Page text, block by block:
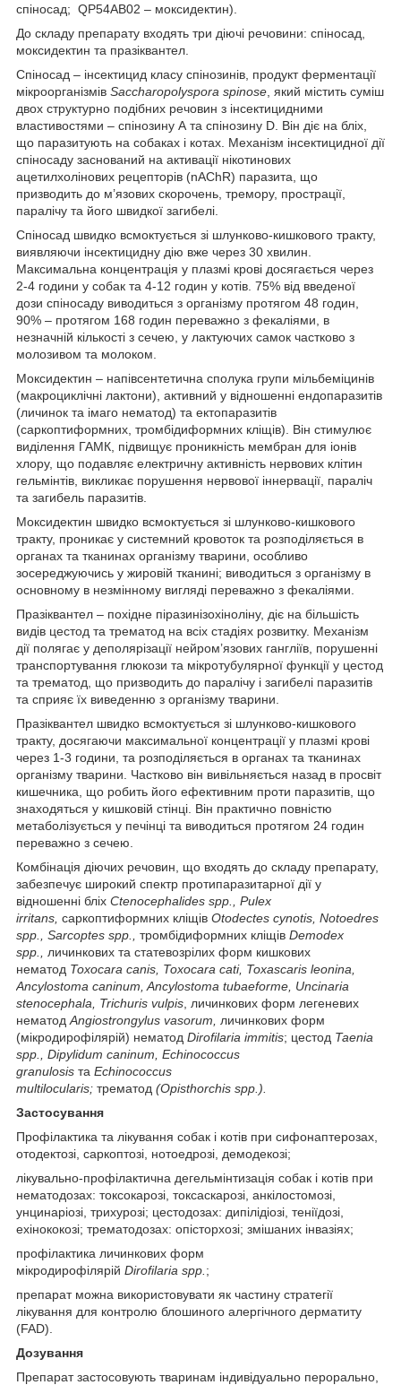
спіносад; QP54AB02 – моксидектин).
До складу препарату входять три діючі речовини: спіносад,
моксидектин та празіквантел.
Спіносад – інсектицид класу спінозинів, продукт ферментації
мікроорганізмів Saccharopolyspora spinose , який містить суміш
двох структурно подібних речовин з інсектицидними
властивостями – спінозину А та спінозину D. Він діє на бліх,
що паразитують на собаках і котах. Механізм інсектицидної дії
спіносаду заснований на активації нікотинових
ацетилхолінових рецепторів (nAChR) паразита, що
призводить до м’язових скорочень, тремору, прострації,
паралічу та його швидкої загибелі.
Спіносад швидко всмоктується зі шлунково-кишкового тракту,
виявляючи інсектицидну дію вже через 30 хвилин.
Максимальна концентрація у плазмі крові досягається через
2-4 години у собак та 4-12 годин у котів. 75% від введеної
дози спіносаду виводиться з організму протягом 48 годин,
90% – протягом 168 годин переважно з фекаліями, в
незначній кількості з сечею, у лактуючих самок частково з
молозивом та молоком.
Моксидектин – напівсентетична сполука групи мільбеміцинів
(макроциклічні лактони), активний у відношенні ендопаразитів
(личинок та імаго нематод) та ектопаразитів
(саркоптиформних, тромбідиформних кліщів). Він стимулює
виділення ГАМК, підвищує проникність мембран для іонів
хлору, що подавляє електричну активність нервових клітин
гельмінтів, викликає порушення нервової іннервації, параліч
та загибель паразитів.
Моксидектин швидко всмоктується зі шлунково-кишкового
тракту, проникає у системний кровоток та розподіляється в
органах та тканинах організму тварини, особливо
зосереджуючись у жировій тканині; виводиться з організму в
основному в незмінному вигляді переважно з фекаліями.
Празіквантел – похідне піразинізохіноліну, діє на більшість
видів цестод та трематод на всіх стадіях розвитку. Механізм
дії полягає у деполярізації нейром’язових гангліїв, порушенні
транспортування глюкози та мікротубулярної функції у цестод
та трематод, що призводить до паралічу і загибелі паразитів
та сприяє їх виведенню з організму тварини.
Празіквантел швидко всмоктується зі шлунково-кишкового
тракту, досягаючи максимальної концентрації у плазмі крові
через 1-3 години, та розподіляється в органах та тканинах
організму тварини. Частково він вивільняється назад в просвіт
кишечника, що робить його ефективним проти паразитів, що
знаходяться у кишковій стінці. Він практично повністю
метаболізується у печінці та виводиться протягом 24 годин
переважно з сечею.
Комбінація діючих речовин, що входять до складу препарату,
забезпечує широкий спектр протипаразитарної дії у
відношенні бліх Ctenocephalides spp., Pulex
irritans, саркоптиформних кліщів Otodectes cynotis, Notoedres
spp., Sarcoptes spp., тромбідиформних кліщів Demodex
spp.,
личинкових та статевозрілих форм кишкових
нематод Toxocara canis, Toxocara cati, Toxascaris leonina,
Ancylostoma caninum, Ancylostoma tubaeforme, Uncinaria
stenocephala, Trichuris vulpis , личинкових форм легеневих
нематод Angiostrongylus vasorum, личинкових форм
(мікродирофілярій) нематод Dirofilaria immitis; цестод Taenia
spp., Dipylidum caninum, Echinococcus
granulosis та Echinococcus
multilocularis; трематод (Opisthorchis spp.).
Застосування
Профілактика та лікування собак і котів при сифонаптерозах,
отодектозі, саркоптозі, нотоедрозі, демодекозі;
лікувально-профілактична дегельмінтизація собак і котів при
нематодозах: токсокарозі, токсаскарозі, анкілостомозі,
унцинаріозі, трихурозі; цестодозах: дипілідіозі, теніїдозі,
ехінококозі; трематодозах: опісторхозі; змішаних інвазіях;
профілактика личинкових форм
мікродирофілярій Dirofilaria spp. ;
препарат можна використовувати як частину стратегії
лікування для контролю блошиного алергічного дерматиту
(FAD).
Дозування
Препарат застосовують тваринам індивідуально перорально,